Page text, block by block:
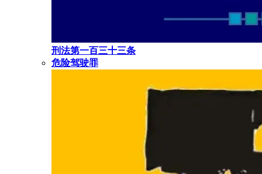
刑法第一百三十三条
危险驾驶罪